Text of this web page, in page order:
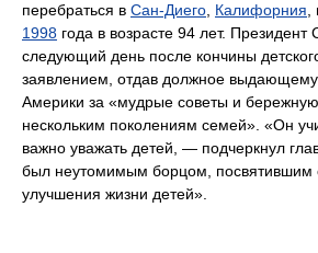
перебраться в Сан-Диего Калифорния
1998 года в возрасте 94 лет.
следующий день после кончины
заявлением, отдав должное
Америки за «мудрые советы и
нескольким поколениям семей». «Он
важно уважать детей, — подчеркнул
был неутомимым борцом, посвятившим
улучшения жизни детей».